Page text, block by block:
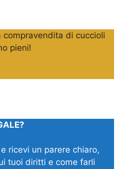
di cuccioli
pieni!
ricevi un parere chiaro,
tuoi diritti e come farli